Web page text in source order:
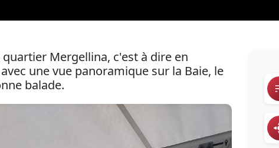
quartier Mergellina, c'est à dire en
une vue panoramique sur la Baie, le
balade.